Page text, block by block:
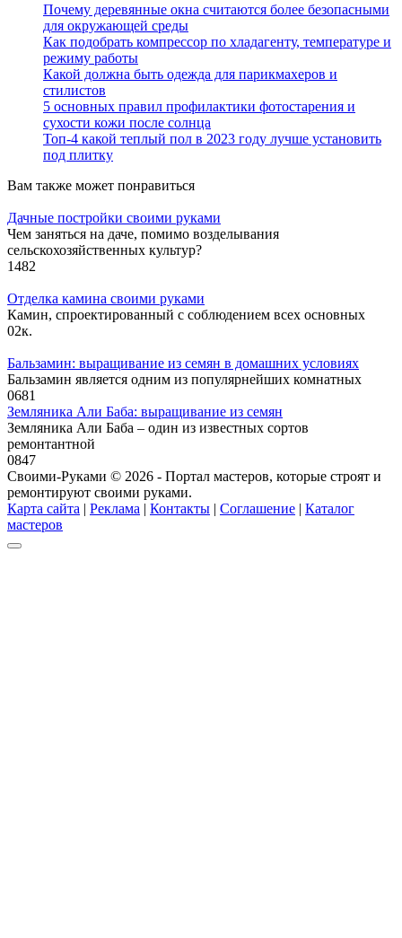
Почему деревянные окна считаются более безопасными
для окружающей среды
Как подобрать компрессор по хладагенту, температуре и
режиму работы
Какой должна быть одежда для парикмахеров и
стилистов
5 основных правил профилактики фотостарения и
сухости кожи после солнца
Топ-4 какой теплый пол в 2023 году лучше установить
под плитку
Вам также может понравиться
Дачные постройки своими руками
Чем заняться на даче, помимо возделывания
сельскохозяйственных культур?
1482
Отделка камина своими руками
Камин, спроектированный с соблюдением всех основных
02к.
Бальзамин: выращивание из семян в домашних условиях
Бальзамин является одним из популярнейших комнатных
0681
Земляника Али Баба: выращивание из семян
Земляника Али Баба – один из известных сортов
ремонтантной
0847
Своими-Руками © 2026 - Портал мастеров, которые строят и
ремонтируют своими руками.
Карта сайта | Реклама | Контакты | Соглашение | Каталог
мастеров